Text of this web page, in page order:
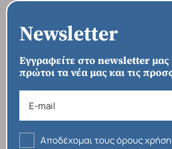
Newsletter
Εγγραφείτε στο newsletter μας
πρώτοι τα νέα μας και τις
Αποδέχομαι τους όρους
ΑΡΧΙΚΗ › ΠΡΟΟΡΙΣΜΟΙ ›